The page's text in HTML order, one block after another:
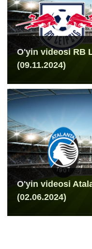
O'yin videosi RB
(09.11.2024)
O'yin videosi
(02.06.2024)